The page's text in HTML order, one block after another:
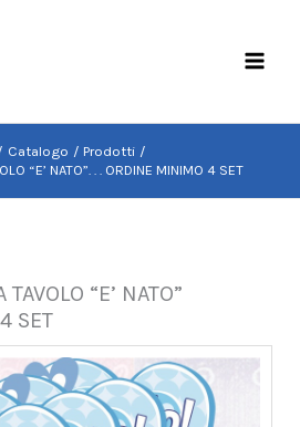
Catalogo
Prodotti
“E’ NATO”. . . ORDINE MINIMO 4 SET
“E’ NATO”
SET